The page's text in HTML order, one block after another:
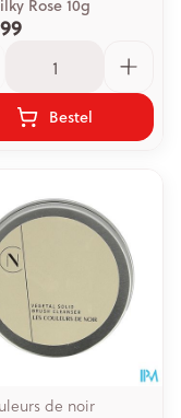
Rose 10g
Bestel
de noir